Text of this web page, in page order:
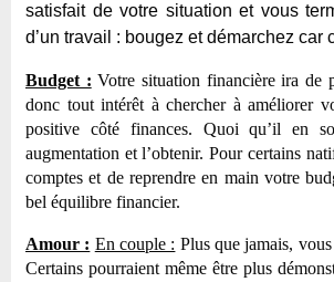
satisfait de votre situation et vous
d’un travail : bougez et démarchez car
Budget : Votre situation financière ira de
donc tout intérêt à chercher à améliorer
positive côté finances. Quoi qu’il en
augmentation et l’obtenir. Pour certains
comptes et de reprendre en main votre
bel équilibre financier.
Amour : En couple : Plus que jamais,
Certains pourraient même être plus